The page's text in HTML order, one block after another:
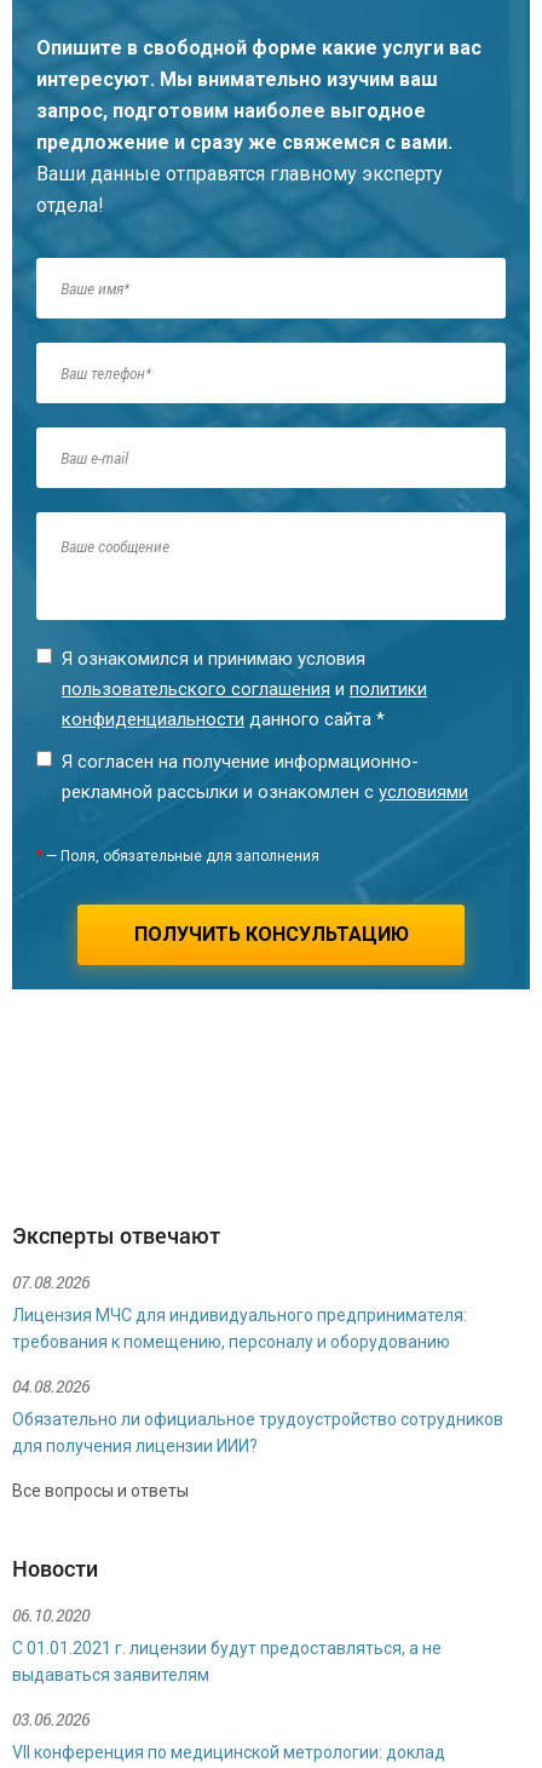
Технический специалист
Специалист по продажам
Опишите в свободной форме какие услуги вас
интересуют. Мы внимательно изучим ваш
запрос, подготовим наиболее выгодное
предложение и сразу же свяжемся с вами.
Ваши данные отправятся главному эксперту
отдела!
Я ознакомился и принимаю условия
пользовательского соглашения и политики
конфиденциальности данного сайта *
Я согласен на получение информационно-
рекламной рассылки и ознакомлен с условиями
* — Поля, обязательные для заполнения
ПОЛУЧИТЬ КОНСУЛЬТАЦИЮ
Эксперты отвечают
07.08.2026
Лицензия МЧС для индивидуального предпринимателя:
требования к помещению, персоналу и оборудованию
04.08.2026
Обязательно ли официальное трудоустройство сотрудников
для получения лицензии ИИИ?
Все вопросы и ответы
Новости
06.10.2020
С 01.01.2021 г. лицензии будут предоставляться, а не
выдаваться заявителям
03.06.2026
VII конференция по медицинской метрологии: доклад